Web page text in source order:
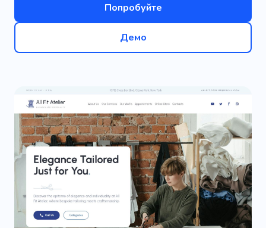
Попробуйте
Демо